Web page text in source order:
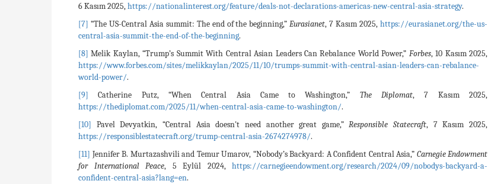
6 Kasım 2025,https://nationalinterest.org/feature/deals-not-declarations-americas-new-central-asia-strategy.
[7] “The US-Central Asia summit: The end of the beginning,”Eurasianet, 7 Kasım 2025,https://eurasianet.org/the-us-
central-asia-summit-the-end-of-the-beginning.
[8] Melik Kaylan, “Trump’s Summit With Central Asian Leaders Can Rebalance World Power,” Forbes, 10 Kasım 2025,
https://www.forbes.com/sites/melikkaylan/2025/11/10/trumps-summit-with-central-asian-leaders-can-rebalance-
world-power/.
[9] Catherine Putz, “When Central Asia Came to Washington,” The Diplomat, 7 Kasım 2025,
https://thediplomat.com/2025/11/when-central-asia-came-to-washington/.
[10] Pavel Devyatkin, “Central Asia doesn't need another great game,”Responsible Statecraft, 7 Kasım 2025,
https://responsiblestatecraft.org/trump-central-asia-2674274978/.
[11] Jennifer B. Murtazashvili and Temur Umarov, “Nobody’s Backyard: A Confident Central Asia,” Carnegie Endowment
for International Peace, 5 Eylül 2024, https://carnegieendowment.org/research/2024/09/nobodys-backyard-a-
confident-central-asia?lang=en.